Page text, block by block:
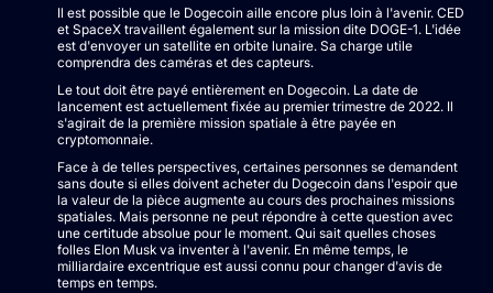
Il est possible que le Dogecoin aille encore plus loin à l'avenir. CED
et SpaceX travaillent également sur la mission dite DOGE-1. L'idée
est d'envoyer un satellite en orbite lunaire. Sa charge utile
comprendra des caméras et des capteurs.
Le tout doit être payé entièrement en Dogecoin. La date de
lancement est actuellement fixée au premier trimestre de 2022. Il
s'agirait de la première mission spatiale à être payée en
cryptomonnaie.
Face à de telles perspectives, certaines personnes se demandent
sans doute si elles doivent acheter du Dogecoin dans l'espoir que
la valeur de la pièce augmente au cours des prochaines missions
spatiales. Mais personne ne peut répondre à cette question avec
une certitude absolue pour le moment. Qui sait quelles choses
folles Elon Musk va inventer à l'avenir. En même temps, le
milliardaire excentrique est aussi connu pour changer d'avis de
temps en temps.